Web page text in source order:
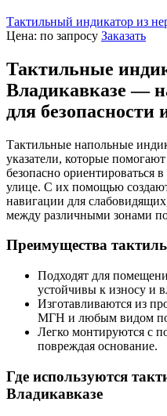
Тактильный индикатор из
Цена: по запросу Заказать
Тактильные
Владикавказе —
для безопасности
Тактильные напольные
указатели, которые
безопасно ориентироваться
улице. С их помощью
навигации для
между различными зонами
Преимущества
Подходят для
устойчивы к износу и
Изготавливаются из
МГН и любым видом
Легко монтируются с
повреждая основание.
Где используются
Владикавказе